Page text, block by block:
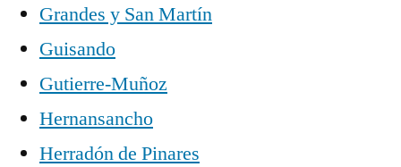
Grandes y San Martín
Guisando
Gutierre-Muñoz
Hernansancho
Herradón de Pinares